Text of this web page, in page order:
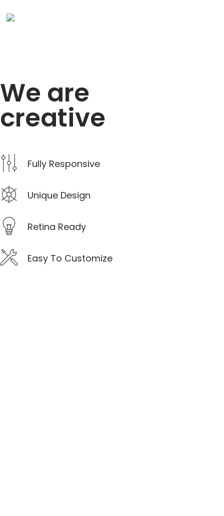
We are
creative
Fully Responsive
Unique Design
Retina Ready
Easy To Customize